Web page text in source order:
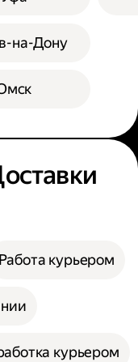
на-Дону
Работа курьером
курьером